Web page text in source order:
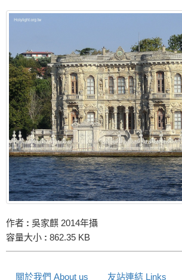
作者 : 吳家麒 2014年攝
容量大小 : 862.35 KB
關於我們 About us 友站連結 Links